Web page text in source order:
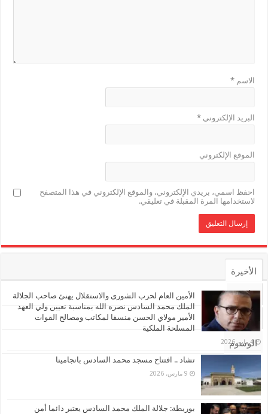
الاسم*
البريد الإلكتروني*
الموقع الإلكتروني
احفظ اسمي، بريدي الإلكتروني، والموقع الإلكتروني في هذا المتصفح
لاستخدامها المرة المقبلة في تعليقي.
الأخيرة
الأشهر
تعليقات
الوسوم
الأمين العام لحزب الشورى والاستقلال يهنئ صاحب الجلالة
الملك محمد السادس نصره الله بمناسبة تعيين ولي العهد
الأمير مولاي الحسن منسقا لمكاتب ومصالح القوات
المسلحة الملكية
4 مايو، 2026
تشاد .. افتتاح مسجد محمد السادس بانجامينا
9 مارس، 2026
بوريطة: جلالة الملك محمد السادس يعتبر دائما أمن